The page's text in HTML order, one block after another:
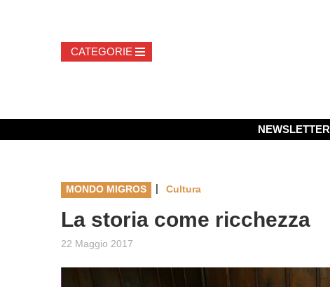
NEWSLETTER
MONDO MIGROS | Cultura
La storia come ricchezza
22 Maggio 2017